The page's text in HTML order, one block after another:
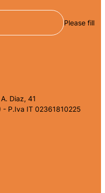
Please fill
Diaz, 41
P.Iva IT 02361810225